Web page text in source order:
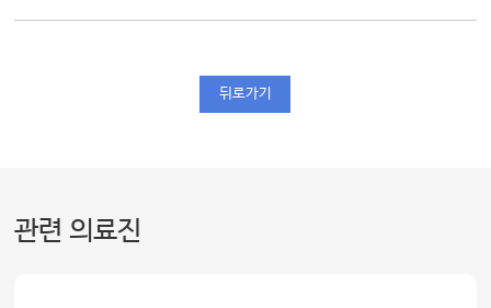
뒤로가기
관련 의료진